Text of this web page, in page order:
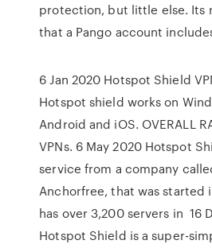
protection, but little else. Its
that a Pango account
6 Jan 2020 Hotspot Shield
Hotspot shield works on
Android and iOS. OVERALL
VPNs. 6 May 2020 Hotspot
service from a company
Anchorfree, that was started
has over 3,200 servers in 16
Hotspot Shield is a super-